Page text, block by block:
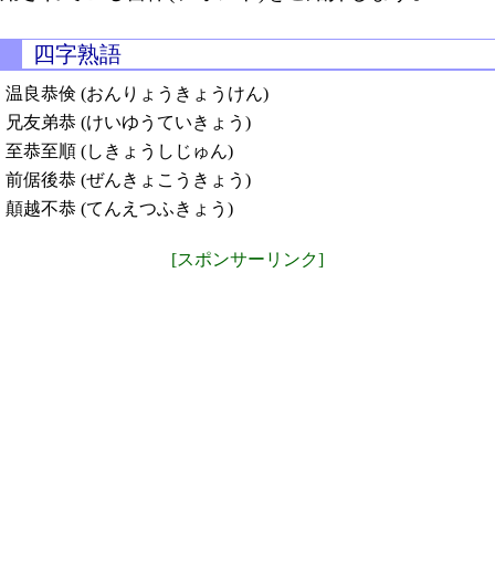
四字熟語
温良恭倹 (おんりょうきょうけん)
兄友弟恭 (けいゆうていきょう)
至恭至順 (しきょうしじゅん)
前倨後恭 (ぜんきょこうきょう)
顛越不恭 (てんえつふきょう)
[スポンサーリンク]